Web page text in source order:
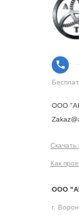
ООО
ООО
г.
Как
Скачать